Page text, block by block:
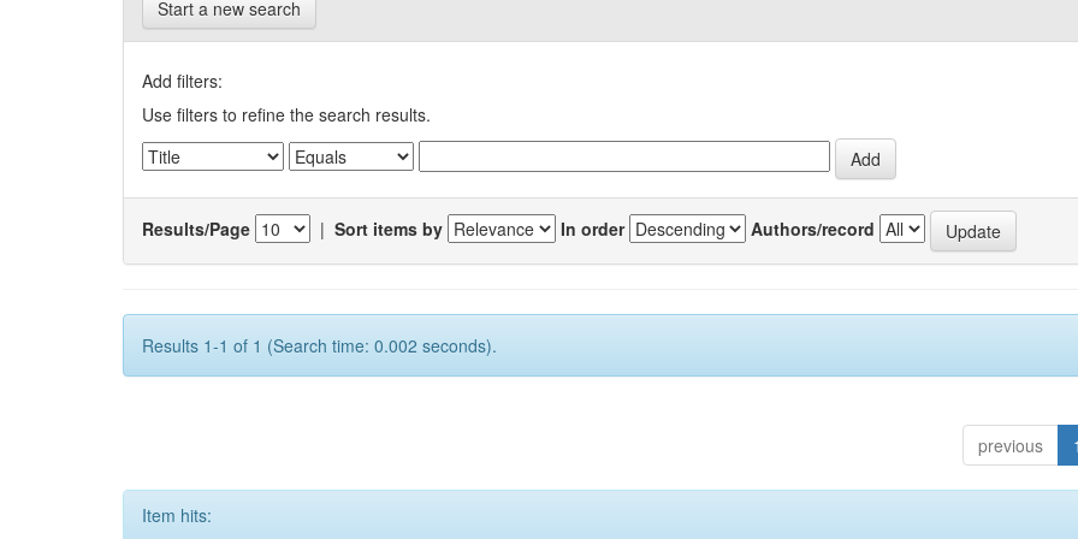
Start a new search
Add filters:
Use filters to refine the search results.
Results/Page | Sort items by In order Authors/record
Results 1-1 of 1 (Search time: 0.002 seconds).
previous 1
Item hits: